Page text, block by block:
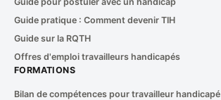
Guide pratique : Comment devenir TIH
Guide sur la RQTH
Offres d'emploi travailleurs handicapés
FORMATIONS
Bilan de compétences pour travailleur handicapé